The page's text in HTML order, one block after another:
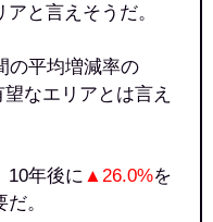
と言えそうだ。
の平均増減率の
なエリアとは言え
10年後に▲26.0%を
。